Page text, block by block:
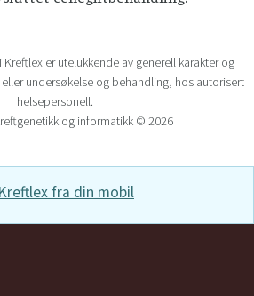
er utelukkende av generell karakter og
undersøkelse og behandling, hos autorisert
helsepersonell.
og informatikk © 2026
fra din mobil